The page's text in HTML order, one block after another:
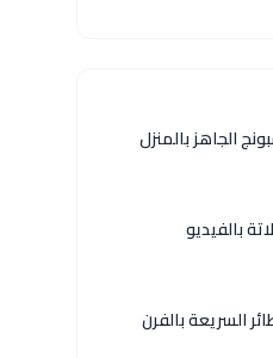
الجاهز بالمنزل
بالفيديو
السريعة بالفرن